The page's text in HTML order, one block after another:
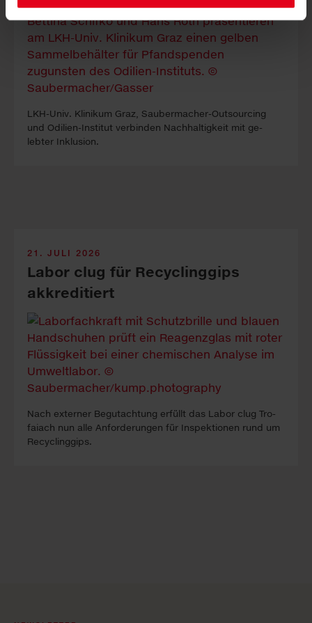
LKH-Univ. Kli­ni­kum Graz, Sauber­macher-Out­sour­cing
und Odilien-In­stitut ver­binden Nach­haltig­keit mit ge­
lebter In­klus­ion.
21. JULI 2026
Labor clug für Recyclinggips
akkreditiert
Nach ex­ter­ner Be­gutacht­ung erfüllt das La­bor clug Tro­
faiach nun alle An­forder­ung­en für In­spekt­ion­en rund um
Re­cyc­ling­gips.